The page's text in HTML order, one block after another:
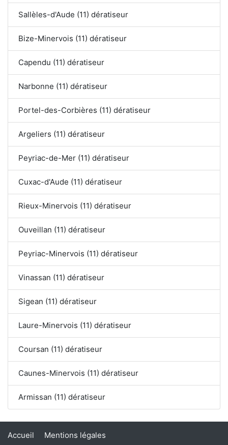
Sallèles-d'Aude (11) dératiseur
Bize-Minervois (11) dératiseur
Capendu (11) dératiseur
Narbonne (11) dératiseur
Portel-des-Corbières (11) dératiseur
Argeliers (11) dératiseur
Peyriac-de-Mer (11) dératiseur
Cuxac-d'Aude (11) dératiseur
Rieux-Minervois (11) dératiseur
Ouveillan (11) dératiseur
Peyriac-Minervois (11) dératiseur
Vinassan (11) dératiseur
Sigean (11) dératiseur
Laure-Minervois (11) dératiseur
Coursan (11) dératiseur
Caunes-Minervois (11) dératiseur
Armissan (11) dératiseur
Accueil Mentions légales